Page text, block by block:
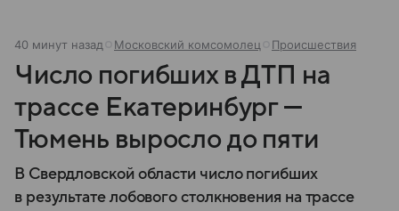
40 минут назад Московский комсомолец Происшествия
Число погибших в ДТП на
трассе Екатеринбург —
Тюмень выросло до пяти
В Свердловской области число погибших
в результате лобового столкновения на трассе